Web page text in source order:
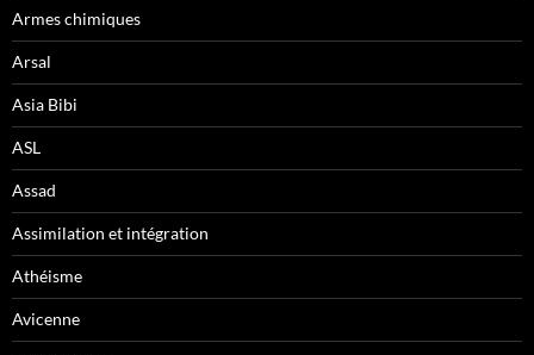
Armes chimiques
Arsal
Asia Bibi
ASL
Assad
Assimilation et intégration
Athéisme
Avicenne